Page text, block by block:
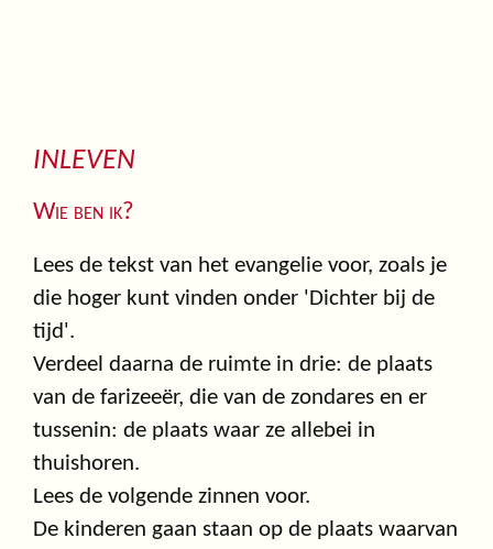
INLEVEN
Wie ben ik?
Lees de tekst van het evangelie voor, zoals je
die hoger kunt vinden onder 'Dichter bij de
tijd'.
Verdeel daarna de ruimte in drie: de plaats
van de farizeeër, die van de zondares en er
tussenin: de plaats waar ze allebei in
thuishoren.
Lees de volgende zinnen voor.
De kinderen gaan staan op de plaats waarvan